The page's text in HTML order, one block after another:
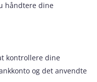
håndtere dine
kontrollere dine
og det anvendte